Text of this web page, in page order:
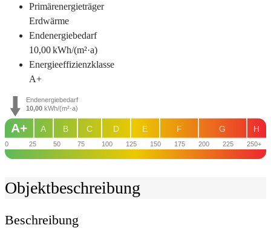
Primärenergieträger
Erdwärme
Endenergie­bedarf
10,00 kWh/(m²·a)
Energie­effizienz­klasse
A+
0 25 50 75 100 125 150 175 200 225 250+
H
G
F
E
D
C
B
A
A+
Endenergiebedarf
10,00 kWh/(m²·a)
Objekt­beschreibung
Beschreibung